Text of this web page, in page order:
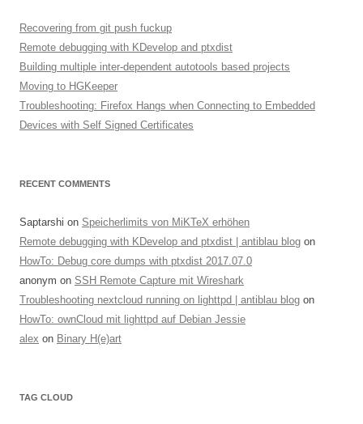
Recovering from git push fuckup
Remote debugging with KDevelop and ptxdist
Building multiple inter-dependent autotools based projects
Moving to HGKeeper
Troubleshooting: Firefox Hangs when Connecting to Embedded
Devices with Self Signed Certificates
RECENT COMMENTS
Saptarshi on Speicherlimits von MiKTeX erhöhen
Remote debugging with KDevelop and ptxdist | antiblau blog on
HowTo: Debug core dumps with ptxdist 2017.07.0
anonym on SSH Remote Capture mit Wireshark
Troubleshooting nextcloud running on lighttpd | antiblau blog on
HowTo: ownCloud mit lighttpd auf Debian Jessie
alex on Binary H(e)art
TAG CLOUD